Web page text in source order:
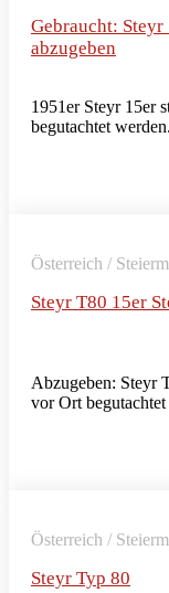
Gebraucht:
abzugeben
1951er Steyr 15er
begutachtet werden.
Österreich /
Steyr T80 15er
Abzugeben: Steyr
vor Ort
Österreich /
Steyr Typ 80